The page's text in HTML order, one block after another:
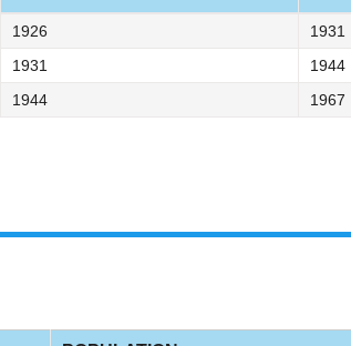
1926
1931
1931
1944
1944 1967